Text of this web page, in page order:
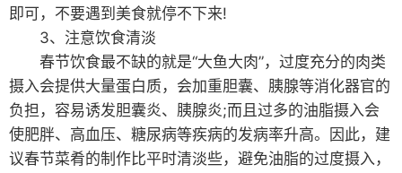
即可，不要遇到美食就停不下来!
3、注意饮食清淡
春节饮食最不缺的就是“大鱼大肉”，过度充分的肉类
摄入会提供大量蛋白质，会加重胆囊、胰腺等消化器官的
负担，容易诱发胆囊炎、胰腺炎;而且过多的油脂摄入会
使肥胖、高血压、糖尿病等疾病的发病率升高。因此，建
议春节菜肴的制作比平时清淡些，避免油脂的过度摄入，